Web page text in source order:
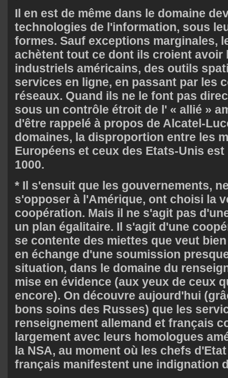
Il en est de même dans le domaine
technologies de l'information, sous
formes. Sauf exceptions marginales,
achètent tout ce dont ils croient avoir
industriels américains, des outils
services en ligne, en passant par les
réseaux. Quand ils ne le font pas
sous un contrôle étroit de l' « allié »
d'être rappelé à propos de Alcatel-
domaines, la disproportion entre les
Européens et ceux des Etats-Unis
1000.
* Il s'ensuit que les gouvernements,
s'opposer à l'Amérique, ont choisi la
coopération. Mais il ne s'agit pas
un plan égalitaire. Il s'agit d'une
se contente des miettes que veut
en échange d'une soumission
situation, dans le domaine du
mise en évidence (aux yeux de ceux
encore). On découvre aujourd'hui
bons soins des Russes) que les
renseignement allemand et français
largement avec leurs homologues
la NSA, au moment où les chefs
français manifestent une indignation